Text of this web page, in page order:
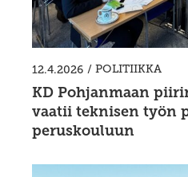
12.4.2026 / POLITIIKKA
KD Pohjanmaan
vaatii teknisen työn
peruskouluun